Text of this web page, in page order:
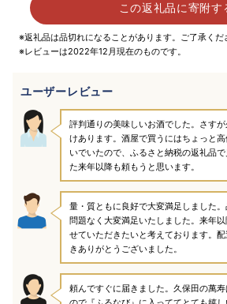
この返礼品に寄附す
※返礼品は品切れになることがあります。ご了承くだ
※レビューは2022年12月現在のものです。
ユーザーレビュー
評判通りの美味しいお酒でした。さす
けあります。酒屋で買うにはちょっと
いでいたので、ふるさと納税の返礼品
た来年以降も頼もうと思います。
量・質ともに良好で大変満足しました
問題なく大変満足いたしました。来年
せていただきたいと考えております。
きありがとうございました。
頼んですぐに届きました。久保田の萬